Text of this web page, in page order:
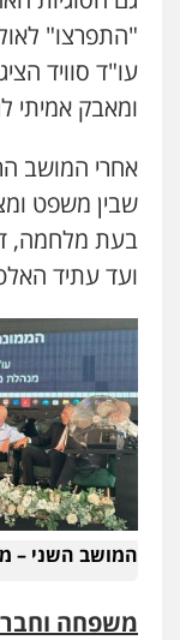
"התפרצו"
עו"ד סוויד
ומאבק אמיתי
אחרי המושב
שבין משפט
בעת מלחמה,
ועד עתיד
המושב השני –
משפחה